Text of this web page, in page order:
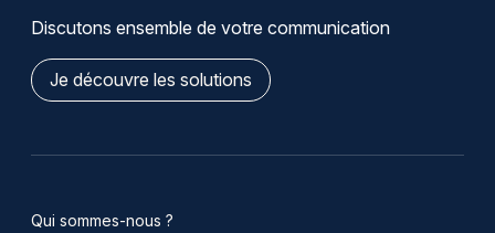
Discutons ensemble de votre communication
Je découvre les solutions
Qui sommes-nous ?